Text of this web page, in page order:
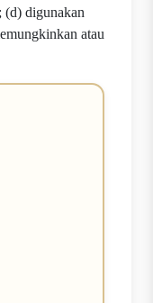
(d) digunakan
atau